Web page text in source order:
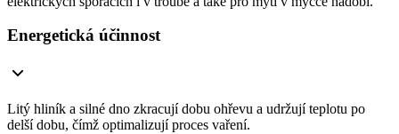
Energetická účinnost
Litý hliník a silné dno zkracují dobu ohřevu a udržují teplotu po
delší dobu, čímž optimalizují proces vaření.